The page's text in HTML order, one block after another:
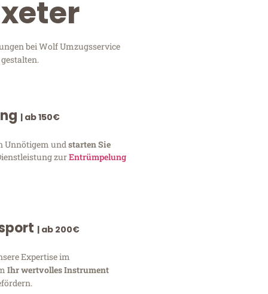
bei Wolf Umzugsservice
| ab 150€
Unnötigem undstarten Sie
zurEntrümpelung
| ab 200€
Expertise im
Ihr wertvolles Instrument